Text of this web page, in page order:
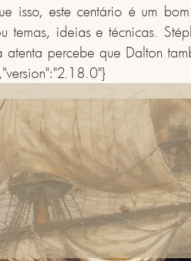
isso, este centário é um
temas, ideias e técnicas.
percebe que Dalton
ASSINE A NEWSLETTER
ADMINISTRATIVO
CULTURAL
EDUCATIVO